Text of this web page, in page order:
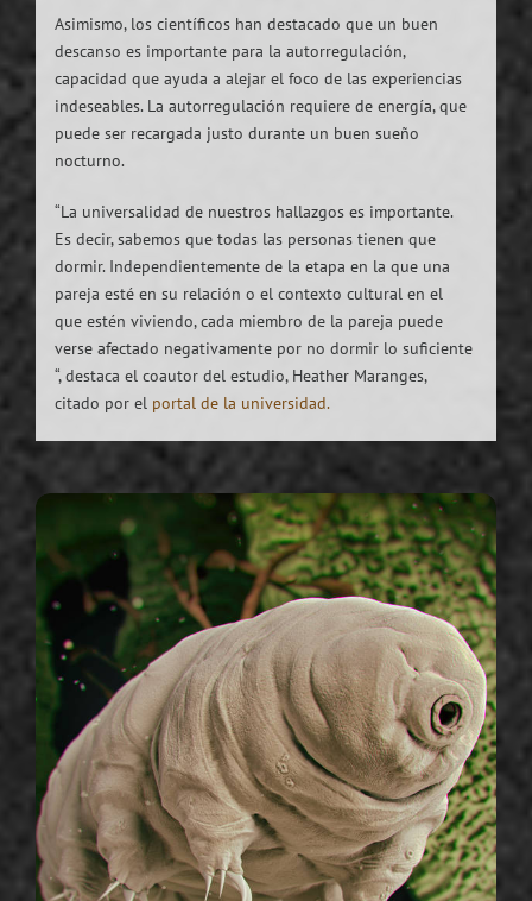
Asimismo, los científicos han destacado que un buen
descanso es importante para la autorregulación,
capacidad que ayuda a alejar el foco de las experiencias
indeseables. La autorregulación requiere de energía, que
puede ser recargada justo durante un buen sueño
nocturno.
“La universalidad de nuestros hallazgos es importante.
Es decir, sabemos que todas las personas tienen que
dormir. Independientemente de la etapa en la que una
pareja esté en su relación o el contexto cultural en el
que estén viviendo, cada miembro de la pareja puede
verse afectado negativamente por no dormir lo suficiente
“, destaca el coautor del estudio, Heather Maranges,
citado por el portal de la universidad.